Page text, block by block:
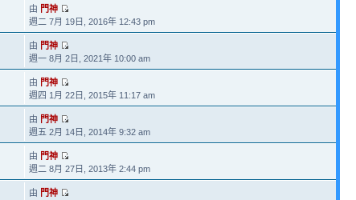
由 門神
週二 7月 19日, 2016年 12:43 pm
由 門神
週一 8月 2日, 2021年 10:00 am
由 門神
週四 1月 22日, 2015年 11:17 am
由 門神
週五 2月 14日, 2014年 9:32 am
由 門神
週二 8月 27日, 2013年 2:44 pm
由 門神